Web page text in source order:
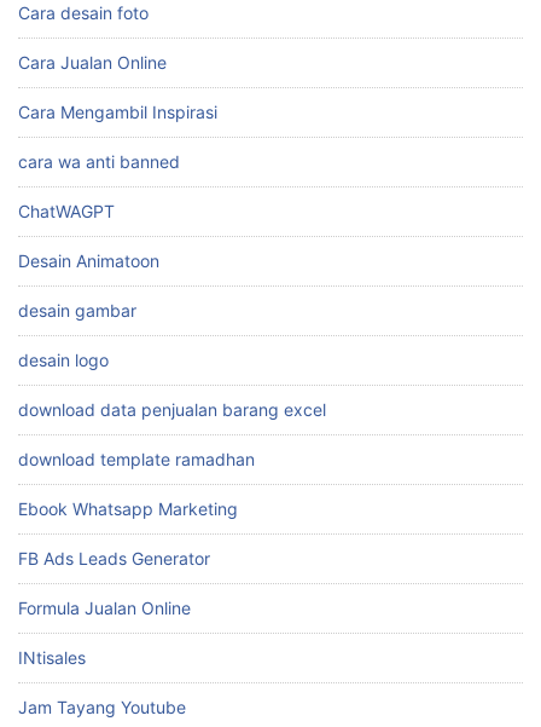
Cara desain foto
Cara Jualan Online
Cara Mengambil Inspirasi
cara wa anti banned
ChatWAGPT
Desain Animatoon
desain gambar
desain logo
download data penjualan barang excel
download template ramadhan
Ebook Whatsapp Marketing
FB Ads Leads Generator
Formula Jualan Online
INtisales
Jam Tayang Youtube